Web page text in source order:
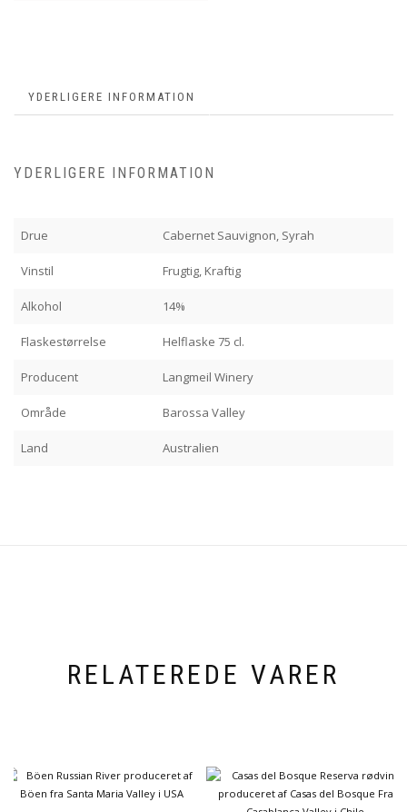
YDERLIGERE INFORMATION
YDERLIGERE INFORMATION
Drue Cabernet Sauvignon, Syrah
Vinstil Frugtig, Kraftig
Alkohol 14%
Flaskestørrelse Helflaske 75 cl.
Producent Langmeil Winery
Område Barossa Valley
Land Australien
RELATEREDE VARER